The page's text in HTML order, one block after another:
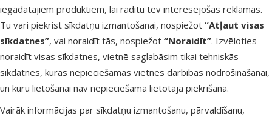
iegādātajiem produktiem, lai rādītu tev interesējošas reklāmas.
Tu vari piekrist sīkdatņu izmantošanai, nospiežot “Atļaut visas
sīkdatnes”, vai noraidīt tās, nospiežot “Noraidīt”. Izvēloties
noraidīt visas sīkdatnes, vietnē saglabāsim tikai tehniskās
sīkdatnes, kuras nepieciešamas vietnes darbības nodrošināšanai,
un kuru lietošanai nav nepieciešama lietotāja piekrišana.
Vairāk informācijas par sīkdatņu izmantošanu, pārvaldīšanu,
TOP cena
Izdevīgi 🛍️
Noliktavā
Bezmaksas
piegāde